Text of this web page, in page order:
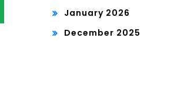
January 2026
December 2025